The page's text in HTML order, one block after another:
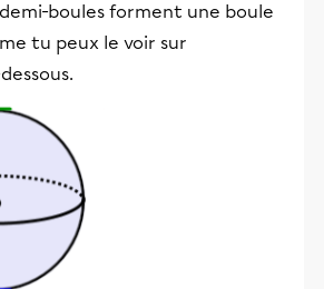
boules forment une boule
tu peux le voir sur